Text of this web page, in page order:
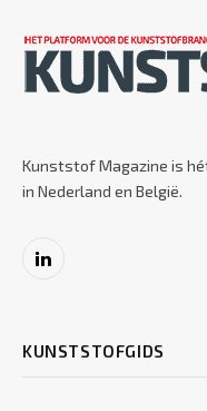
Kunststof Magazine is
in Nederland en België.
LinkedIn
KUNSTSTOFGIDS